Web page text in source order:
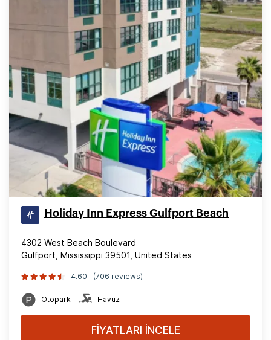
Holiday Inn Express Gulfport Beach
4302 West Beach Boulevard
Gulfport, Mississippi 39501, United States
4.60 (706 reviews)
Otopark Havuz
FİYATLARI İNCELE